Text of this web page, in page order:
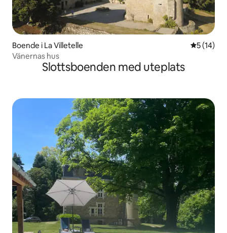
Boende i La Villetelle 5 av 5 i
5 (14)
Vänernas hus
Slottsboenden med uteplats